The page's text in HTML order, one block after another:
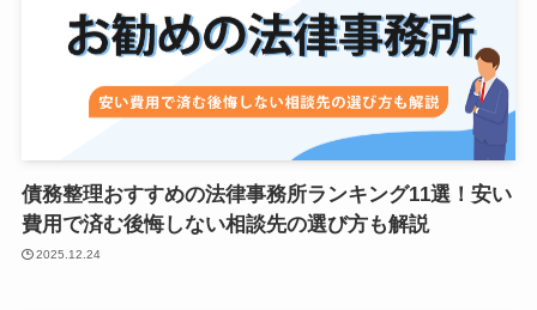
債務整理おすすめの法律事務所ランキング11選！安い
費用で済む後悔しない相談先の選び方も解説
2025.12.24